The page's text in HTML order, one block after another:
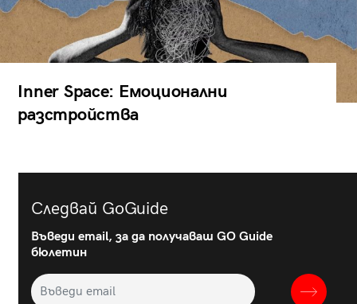
Inner Space: Емоционални
разстройства
Следвай GoGuide
Въведи email, за да получаваш GO Guide
бюлетин